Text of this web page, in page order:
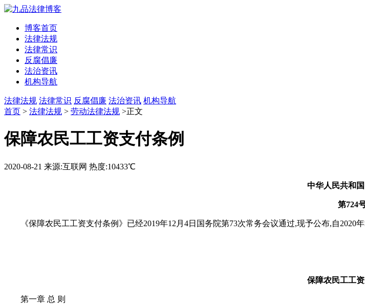
博客首页
法律法规
法律常识
反腐倡廉
法治资讯
机构导航
法律法规 法律常识 反腐倡廉 法治资讯 机构导航
首页 > 法律法规 > 劳动法律法规 >正文
保障农民工工资支付条例
2020-08-21 来源:互联网 热度:10433℃
中华人民共和
第724
《保障农民工工资支付条例》已经2019年12月4日国务院第73次常务会议通过,现予公布,自2020年
保障农民工工
第一章 总 则